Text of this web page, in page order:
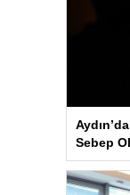
Sebep